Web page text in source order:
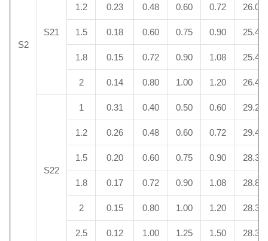
S2
S21
1.2 0.23 0.48 0.60 0.72 26.0
1.5 0.18 0.60 0.75 0.90 25.4
1.8 0.15 0.72 0.90 1.08 25.4
2 0.14 0.80 1.00 1.20 26.4
S22
1 0.31 0.40 0.50 0.60 29.2
1.2 0.26 0.48 0.60 0.72 29.4
1.5 0.20 0.60 0.75 0.90 28.3
1.8 0.17 0.72 0.90 1.08 28.8
2 0.15 0.80 1.00 1.20 28.3
2.5 0.12 1.00 1.25 1.50 28.3